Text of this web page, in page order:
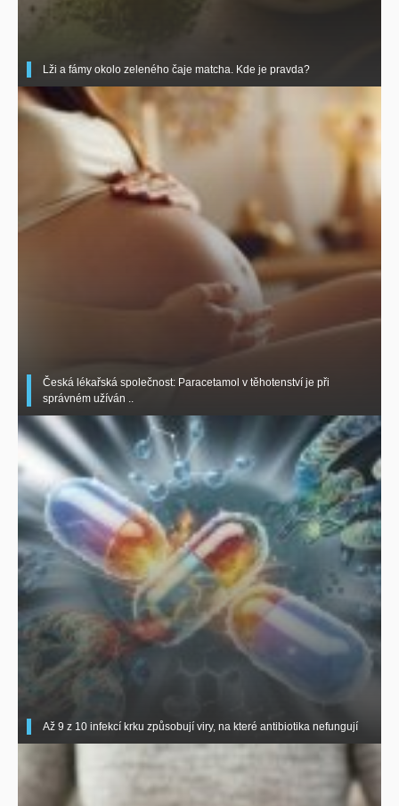
Lži a fámy okolo zeleného čaje matcha. Kde je pravda?
Česká lékařská společnost: Paracetamol v těhotenství je při
správném užíván ..
Až 9 z 10 infekcí krku způsobují viry, na které antibiotika nefungují